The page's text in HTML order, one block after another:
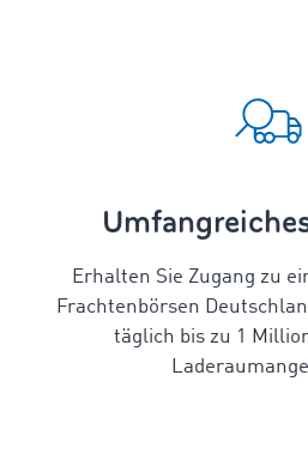
Erhalten Sie Zugang zu
Frachtenbörsen
täglich bis zu 1